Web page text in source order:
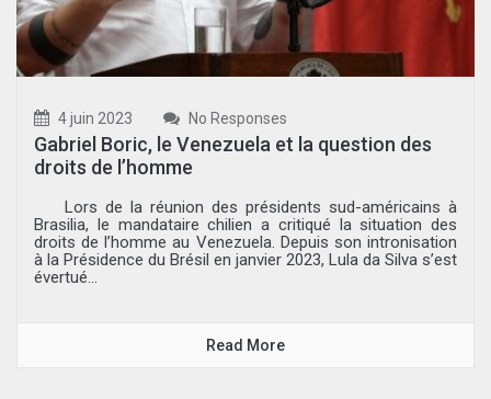
4 juin 2023 No Responses
Gabriel Boric, le Venezuela et la question des
droits de l’homme
Lors de la réunion des présidents sud-américains à
Brasilia, le mandataire chilien a critiqué la situation des
droits de l’homme au Venezuela. Depuis son intronisation
à la Présidence du Brésil en janvier 2023, Lula da Silva s’est
évertué...
Read More